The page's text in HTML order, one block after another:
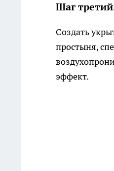
Шаг
Создать
простыня,
эффект.